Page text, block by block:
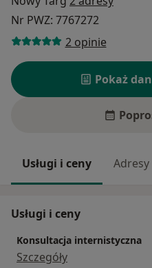
Nr PWZ: 7767272
2 opinie
Pokaż
Usługi i ceny Adresy
Usługi i ceny
Konsultacja internistyczna
Szczegóły